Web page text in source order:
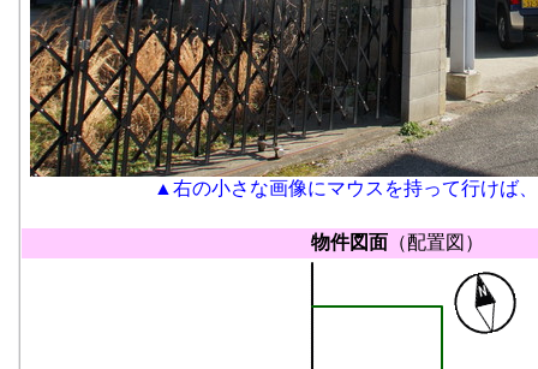
▲右の小さな画像にマウスを持って行けば
物件図面（配置図）